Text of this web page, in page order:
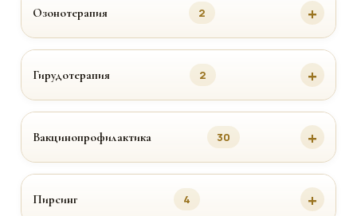
Озонотерапия 2
Гирудотерапия 2
Вакцинопрофилактика 30
Пирсинг 4